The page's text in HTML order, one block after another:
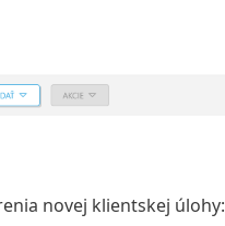
novej klientskej úlohy: